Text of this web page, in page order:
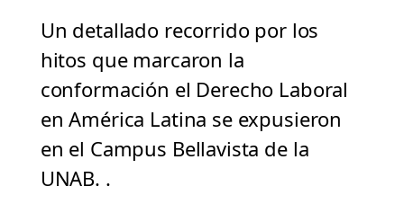
Un detallado recorrido por los
hitos que marcaron la
conformación el Derecho Laboral
en América Latina se expusieron
en el Campus Bellavista de la
UNAB. .